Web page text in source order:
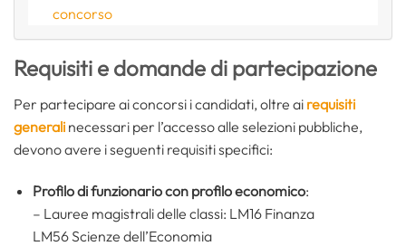
concorso
Requisiti e domande di partecipazione
Per partecipare ai concorsi i candidati, oltre ai requisiti
generali necessari per l’accesso alle selezioni pubbliche,
devono avere i seguenti requisiti specifici:
Profilo di funzionario con profilo economico:
– Lauree magistrali delle classi: LM16 Finanza
LM56 Scienze dell’Economia